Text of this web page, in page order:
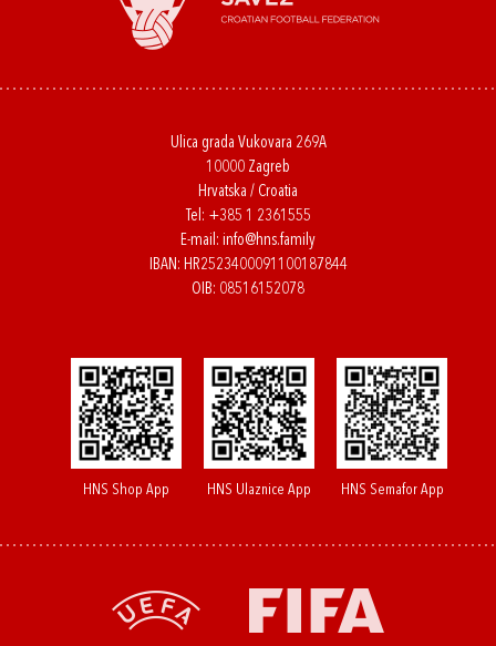
Ulica grada Vukovara 269A
10000 Zagreb
Hrvatska / Croatia
Tel: +385 1 2361555
E-mail: info@hns.family
IBAN: HR2523400091100187844
OIB: 08516152078
HNS Shop App HNS Ulaznice App HNS Semafor App